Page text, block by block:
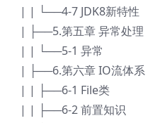
| | └──4-7 JDK8新特性
| ├──5.第五章 异常处理
| | └──5-1 异常
| ├──6.第六章 IO流体系
| | ├──6-1 File类
| | ├──6-2 前置知识